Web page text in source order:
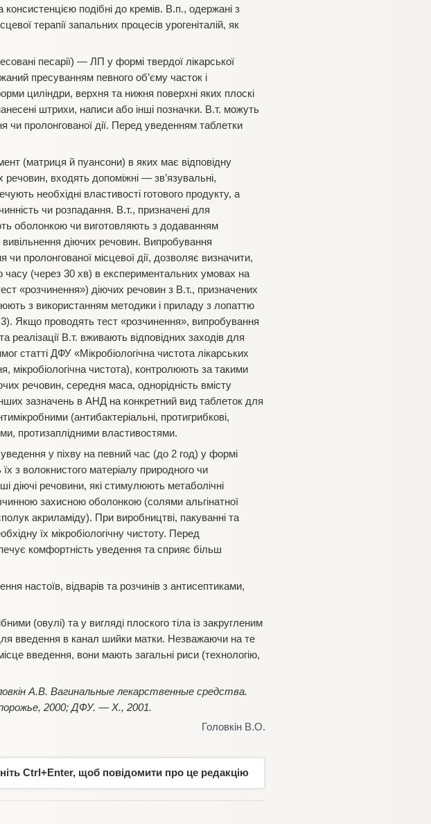
подібні до кремів. В.п., одержані з
терапії запальних процесів урогеніталій, як
песарії) — ЛП у формі твердої лікарської
пресуванням певного об’єму часток і
циліндри, верхня та нижня поверхні яких плоскі
штрихи, написи або інші позначки. В.т. можуть
чи пролонгованої дії. Перед уведенням таблетки
(матриця й пуансони) в яких має відповідну
входять допоміжні — зв’язувальні,
необхідні властивості готового продукту, а
чи розпадання. В.т., призначені для
оболонкою чи виготовляють з додаванням
діючих речовин. Випробування
пролонгованої місцевої дії, дозволяє визначити,
(через 30 хв) в експериментальних умовах на
«розчинення») діючих речовин з В.т., призначених
з використанням методики і приладу з лопаттю
Якщо проводять тест «розчинення», випробування
реалізації В.т. вживають відповідних заходів для
статті ДФУ «Мікробіологічна чистота лікарських
мікробіологічна чистота), контролюють за такими
речовин, середня маса, однорідність вмісту
зазначень в АНД на конкретний вид таблеток для
(антибактеріальні, протигрибкові,
протизаплідними властивостями.
у піхву на певний час (до 2 год) у формі
з волокнистого матеріалу природного чи
діючі речовини, які стимулюють метаболічні
захисною оболонкою (солями альгінатної
акриламіду). При виробництві, пакуванні та
їх мікробіологічну чистоту. Перед
комфортність уведення та сприяє більш
настоїв, відварів та розчинів з антисептиками,
(овулі) та у вигляді плоского тіла із закругленим
введення в канал шийки матки. Незважаючи на те
введення, вони мають загальні риси (технологію,
А.В. Вагинальные лекарственные средства.
2000; ДФУ. — Х., 2001.
Головкін В.О.
Ctrl+Enter, щоб повідомити про це редакцію